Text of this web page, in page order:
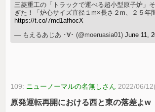
三菱重工の「トラックで運べる超小型原子炉」
ぎた！「炉心サイズ直径１m×長さ２m、２５年
https://t.co/7md1afhocX
— もえるあじあ ･∀･ (@moeruasia01)June 11,
109: ニューノーマルの名無しさん 2022/06/
原発運転再開における西と東の落差よw